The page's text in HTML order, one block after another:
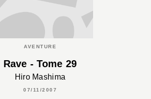
AVENTURE
Rave - Tome 29
Hiro Mashima
07/11/2007